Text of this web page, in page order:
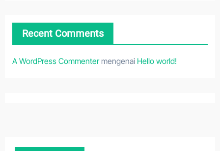
Recent Comments
A WordPress Commentermengenai Hello world!